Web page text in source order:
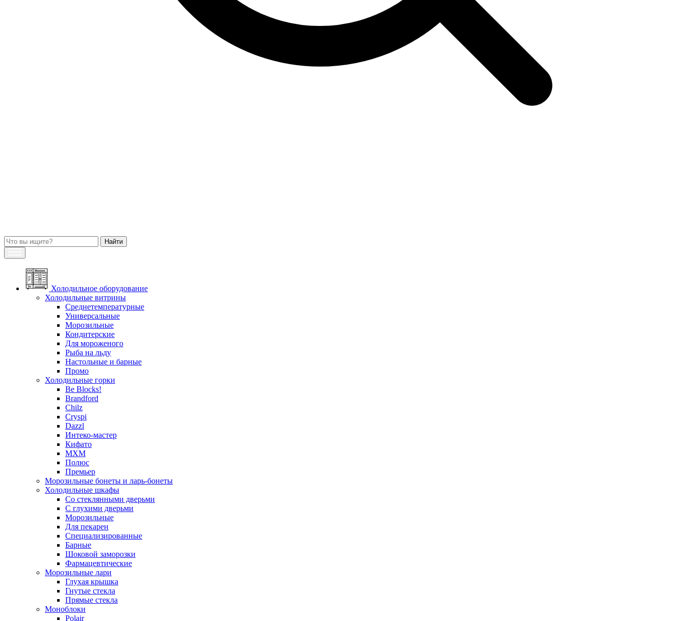
Холодильное оборудование
Холодильные витрины
Среднетемпературные
Универсальные
Морозильные
Кондитерские
Для мороженого
Рыба на льду
Настольные и барные
Промо
Холодильные горки
Be Blocks!
Brandford
Chilz
Cryspi
Dazzl
Интеко-мастер
Кифато
МХМ
Полюс
Премьер
Морозильные бонеты и ларь-бонеты
Холодильные шкафы
Со стеклянными дверьми
С глухими дверьми
Морозильные
Для пекарен
Специализированные
Барные
Шоковой заморозки
Фармацевтические
Морозильные лари
Глухая крышка
Гнутые стекла
Прямые стекла
Моноблоки
Polair